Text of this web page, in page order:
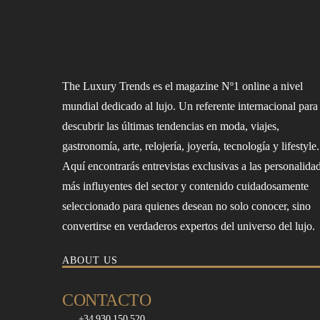
The Luxury Trends es el magazine Nº1 online a nivel
mundial dedicado al lujo. Un referente internacional para
descubrir las últimas tendencias en moda, viajes,
gastronomía, arte, relojería, joyería, tecnología y lifestyle.
Aquí encontrarás entrevistas exclusivas a las
más influyentes del sector y contenido cuidadosamente
seleccionado para quienes desean no solo conocer, sino
convertirse en verdaderos expertos del universo del lujo.
ABOUT US
CONTACTO